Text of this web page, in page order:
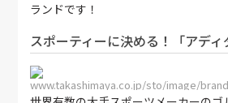
ランドです！
スポーティーに決める！「アディ
www.takashimaya.co.jp/sto/image/